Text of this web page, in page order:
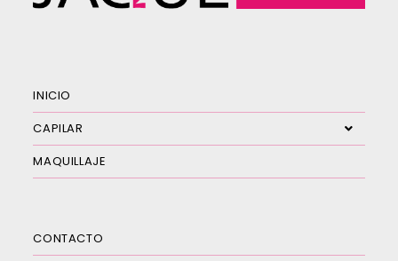
INICIO
CAPILAR
MAQUILLAJE
CONTACTO